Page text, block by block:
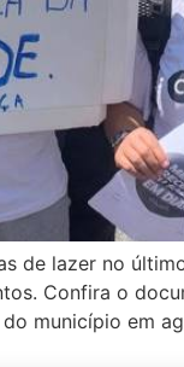
de lazer no
Confira o
município em